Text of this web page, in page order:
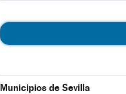
Municipios de Sevilla